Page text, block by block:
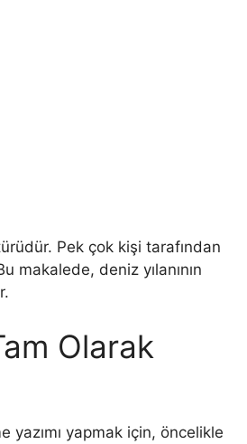
Pek çok kişi tarafından
makalede, deniz yılanının
Olarak
yazımı yapmak için, öncelikle